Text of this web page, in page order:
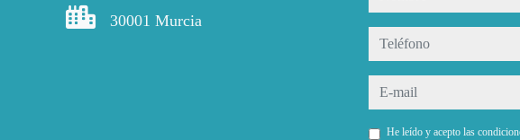
30001 Murcia
teléfono
e-mail
He leído y acepto las